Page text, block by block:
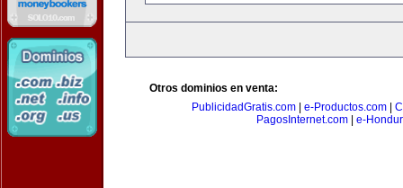
Otros dominios en venta:
PublicidadGratis.com
e-Productos.com
PagosInternet.com
e-